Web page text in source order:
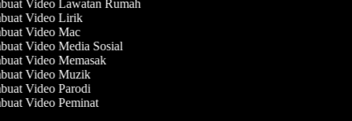
Video Lawatan Rumah
Video Lirik
Video Mac
Video Media Sosial
Video Memasak
Video Muzik
Video Parodi
Video Peminat